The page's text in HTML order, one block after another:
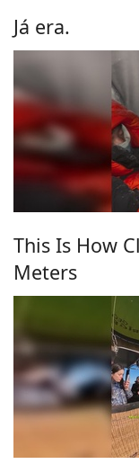
Já era.
This Is How
Meters